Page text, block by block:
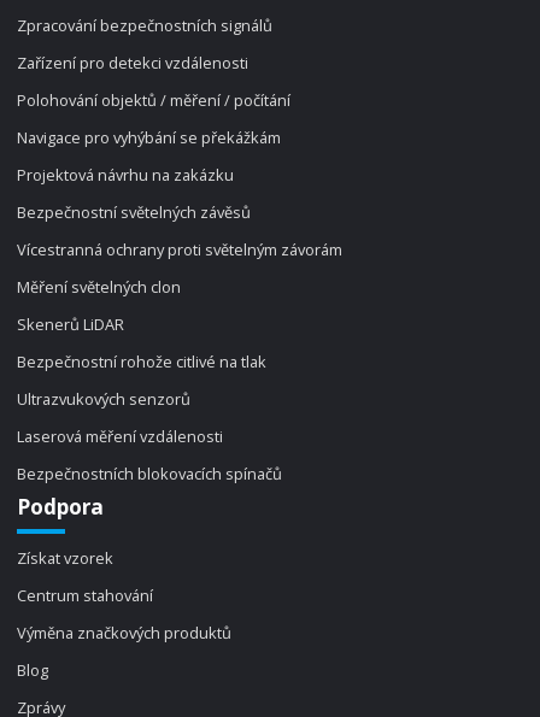
Zpracování bezpečnostních signálů
Zařízení pro detekci vzdálenosti
Polohování objektů / měření / počítání
Navigace pro vyhýbání se překážkám
Projektová návrhu na zakázku
Bezpečnostní světelných závěsů
Vícestranná ochrany proti světelným závorám
Měření světelných clon
Skenerů LiDAR
Bezpečnostní rohože citlivé na tlak
Ultrazvukových senzorů
Laserová měření vzdálenosti
Bezpečnostních blokovacích spínačů
Podpora
Získat vzorek
Centrum stahování
Výměna značkových produktů
Blog
Zprávy